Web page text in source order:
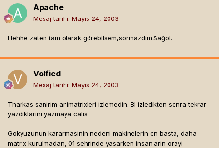
Apache
Mesaj tarihi: Mayıs 24, 2003
Hehhe zaten tam olarak görebilsem,sormazdım.Sağol.
Volfied
Mesaj tarihi: Mayıs 24, 2003
Tharkas sanirim animatrixleri izlemedin. BI izledikten sonra tekrar
yazdiklarini yazmaya calis.
Gokyuzunun kararmasinin nedeni makinelerin en basta, daha
matrix kurulmadan, 01 sehrinde yasarken insanlarin orayi